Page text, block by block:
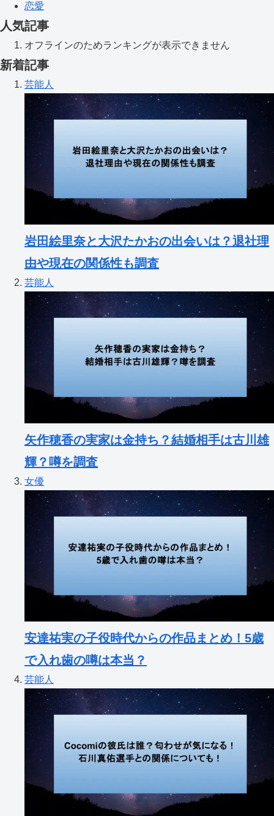
恋愛
人気記事
オフラインのためランキングが表示できません
新着記事
芸能人
岩田絵里奈と大沢たかおの出会いは？退社理
由や現在の関係性も調査
芸能人
矢作穂香の実家は金持ち？結婚相手は古川雄
輝？噂を調査
女優
安達祐実の子役時代からの作品まとめ！5歳
で入れ歯の噂は本当？
芸能人